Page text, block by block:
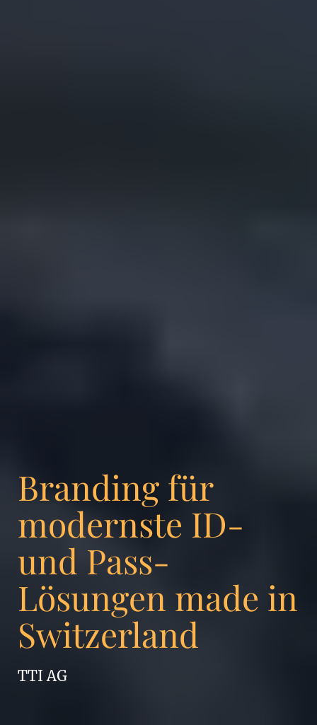
Branding für
modernste ID-
und Pass-
Lösungen made in
Switzerland
TTI AG